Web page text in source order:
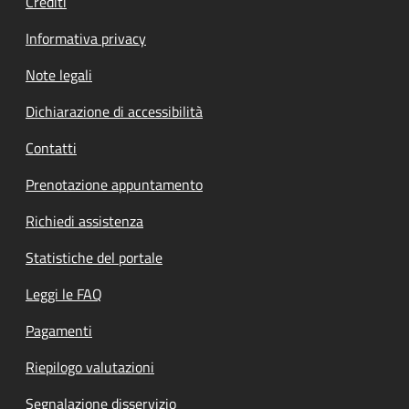
Informativa privacy
Note legali
Dichiarazione di accessibilità
Contatti
Prenotazione appuntamento
Richiedi assistenza
Statistiche del portale
Leggi le FAQ
Pagamenti
Riepilogo valutazioni
Segnalazione disservizio